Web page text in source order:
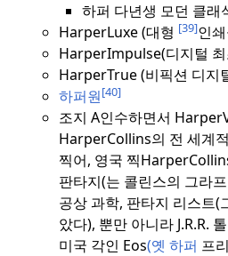
하퍼 다년생 모던 클래
HarperLuxe (대형 [39]인
HarperImpulse(디지털
HarperTrue (비픽션 디지
하퍼원[40]
조지 A인수하면서
HarperCollins의 전 세계
찍어, 영국 찍
판타지(는 콜린스의 그라
공상 과학, 판타지 리스트(
았다), 뿐만 아니라 J.R.R.
미국 각인 Eos(옛 하퍼 프